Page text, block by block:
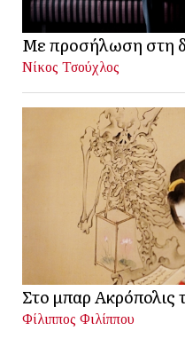
Με προσήλωση στη
Νίκος Τσούχλος
Στο μπαρ Ακρόπολις
Φίλιππος Φιλίππου